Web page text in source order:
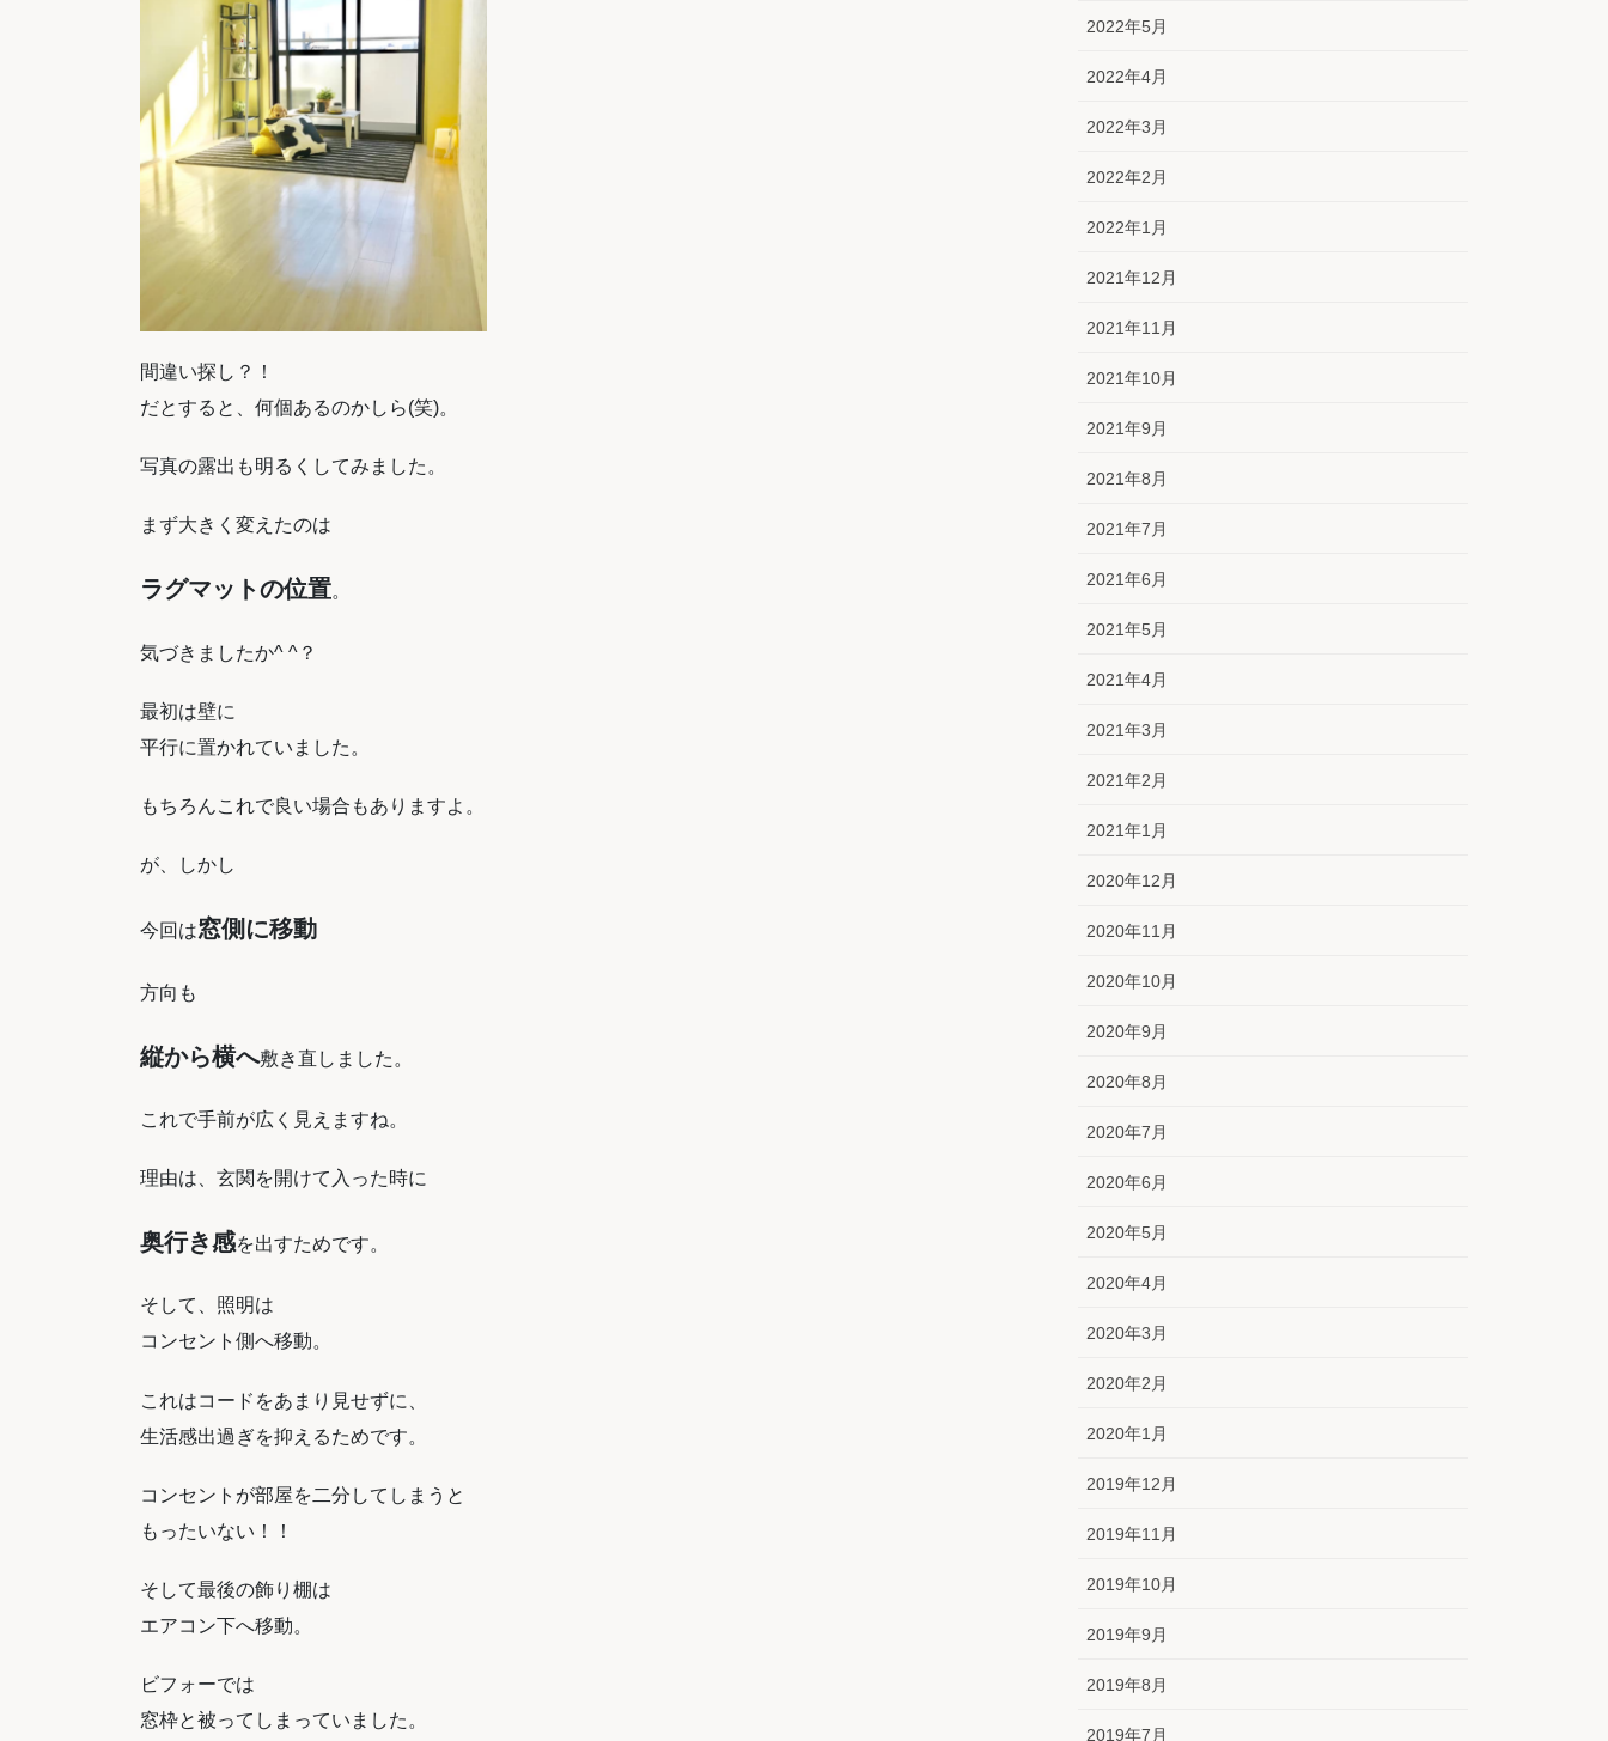
間違い探し？！
だとすると、何個あるのかしら(笑)。
写真の露出も明るくしてみました。
まず大きく変えたのは
ラグマットの位置。
気づきましたか^ ^？
最初は壁に
平行に置かれていました。
もちろんこれで良い場合もありますよ。
が、しかし
今回は窓側に移動
方向も
縦から横へ敷き直しました。
これで手前が広く見えますね。
理由は、玄関を開けて入った時に
奥行き感を出すためです。
そして、照明は
コンセント側へ移動。
これはコードをあまり見せずに、
生活感出過ぎを抑えるためです。
コンセントが部屋を二分してしまうと
もったいない！！
そして最後の飾り棚は
エアコン下へ移動。
ビフォーでは
窓枠と被ってしまっていました。
2022年5月
2022年4月
2022年3月
2022年2月
2022年1月
2021年12月
2021年11月
2021年10月
2021年9月
2021年8月
2021年7月
2021年6月
2021年5月
2021年4月
2021年3月
2021年2月
2021年1月
2020年12月
2020年11月
2020年10月
2020年9月
2020年8月
2020年7月
2020年6月
2020年5月
2020年4月
2020年3月
2020年2月
2020年1月
2019年12月
2019年11月
2019年10月
2019年9月
2019年8月
2019年7月